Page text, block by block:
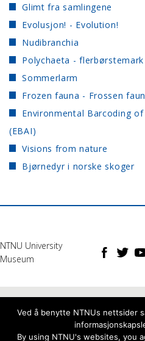
Glimt fra samlingene
Evolusjon! - Evolution!
Nudibranchia
Polychaeta - flerbørstemark
Sommerlarm
Frozen fauna - Frossen
Environmental Barcoding
(EBAI)
Visions from nature
Bjørnedyr i norske skoger
NTNU University
Museum
Ved å benytte NTNUs nettsider
By using NTNU's websites, you